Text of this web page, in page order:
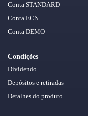
Conta STANDARD
Conta ECN
Conta DEMO
Condições
Dividendo
Depósitos e retiradas
Detalhes do produto